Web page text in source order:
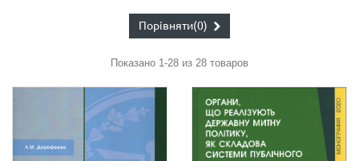
Показано 1-28 из 28 товаров
Порівняти(0)